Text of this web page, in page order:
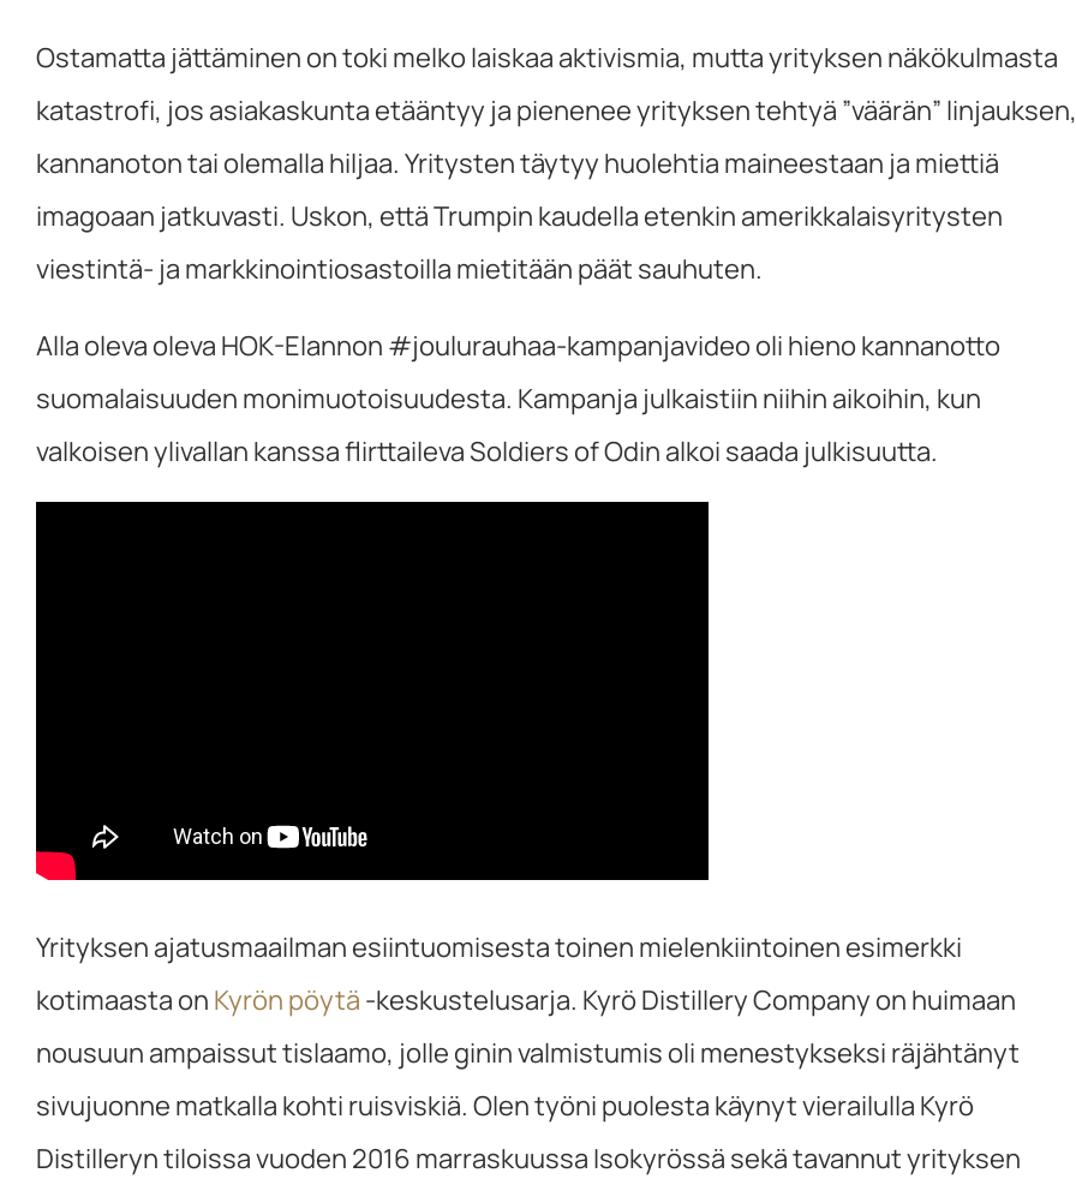
Ostamatta jättäminen on toki melko laiskaa aktivismia, mutta yrityksen näkökulmasta
katastrofi, jos asiakaskunta etääntyy ja pienenee yrityksen tehtyä ”väärän” linjauksen,
kannanoton tai olemalla hiljaa. Yritysten täytyy huolehtia maineestaan ja miettiä
imagoaan jatkuvasti. Uskon, että Trumpin kaudella etenkin amerikkalaisyritysten
viestintä- ja markkinointiosastoilla mietitään päät sauhuten.
Alla oleva oleva HOK-Elannon #joulurauhaa-kampanjavideo oli hieno kannanotto
suomalaisuuden monimuotoisuudesta. Kampanja julkaistiin niihin aikoihin, kun
valkoisen ylivallan kanssa flirttaileva Soldiers of Odin alkoi saada julkisuutta.
Yrityksen ajatusmaailman esiintuomisesta toinen mielenkiintoinen esimerkki
kotimaasta on Kyrön pöytä -keskustelusarja. Kyrö Distillery Company on huimaan
nousuun ampaissut tislaamo, jolle ginin valmistumis oli menestykseksi räjähtänyt
sivujuonne matkalla kohti ruisviskiä. Olen työni puolesta käynyt vierailulla Kyrö
Distilleryn tiloissa vuoden 2016 marraskuussa Isokyrössä sekä tavannut yrityksen